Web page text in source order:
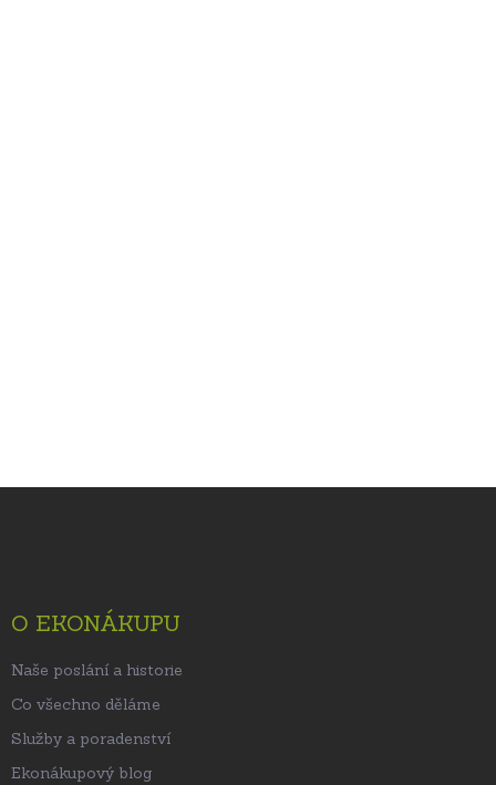
O EKONÁKUPU
Naše poslání a historie
Co všechno děláme
Služby a poradenství
Ekonákupový blog